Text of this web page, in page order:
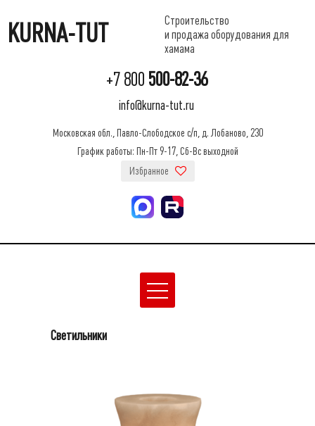
KURNA-TUT
Строительство
и продажа оборудования для
хамама
+7 800 500-82-36
info@kurna-tut.ru
Московская обл., Павло-Слободское с/п, д. Лобаново, 230
График работы: Пн-Пт 9-17, Сб-Вс выходной
Избранное
Светильники